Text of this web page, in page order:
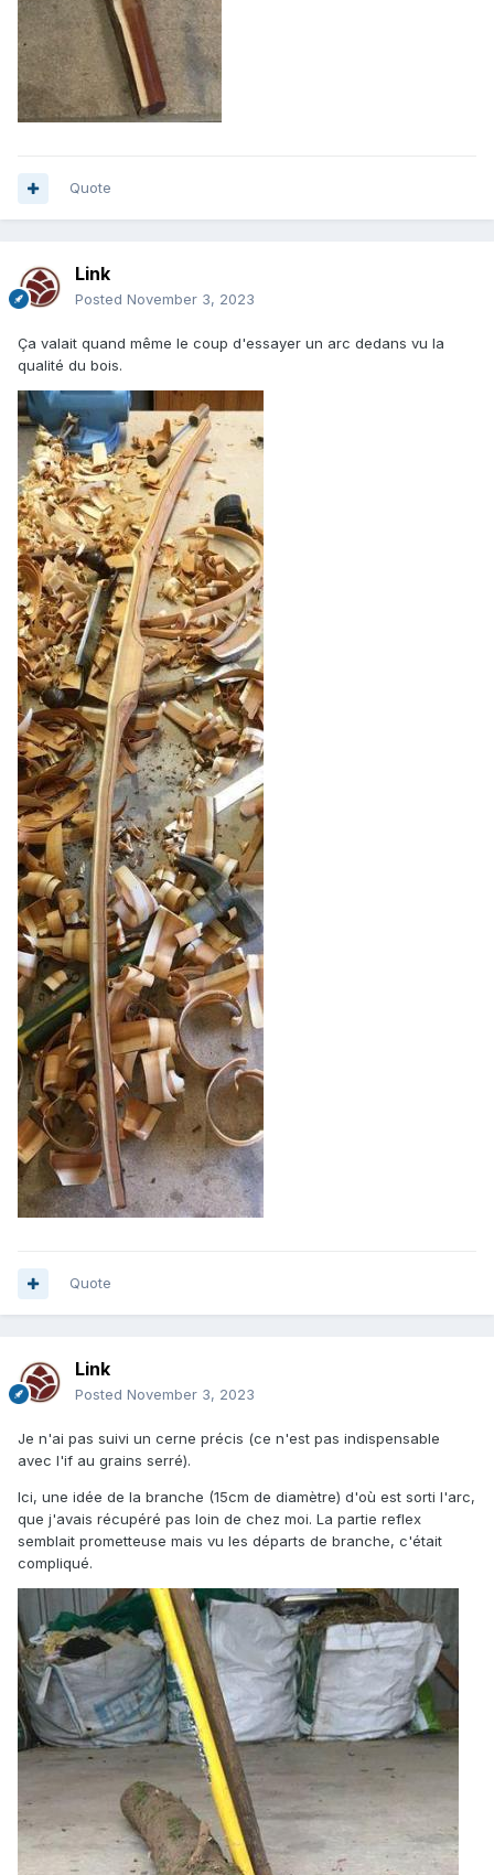
Quote
Link
Posted November 3, 2023
Ça valait quand même le coup d'essayer un arc dedans vu la
qualité du bois.
Quote
Link
Posted November 3, 2023
Je n'ai pas suivi un cerne précis (ce n'est pas indispensable
avec l'if au grains serré).
Ici, une idée de la branche (15cm de diamètre) d'où est sorti l'arc,
que j'avais récupéré pas loin de chez moi. La partie reflex
semblait prometteuse mais vu les départs de branche, c'était
compliqué.